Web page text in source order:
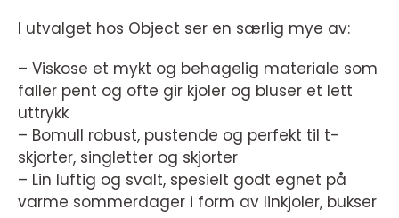
I utvalget hos Object ser en særlig mye av:
– Viskose et mykt og behagelig materiale som
faller pent og ofte gir kjoler og bluser et lett
uttrykk
– Bomull robust, pustende og perfekt til t-
skjorter, singletter og skjorter
– Lin luftig og svalt, spesielt godt egnet på
varme sommerdager i form av linkjoler, bukser